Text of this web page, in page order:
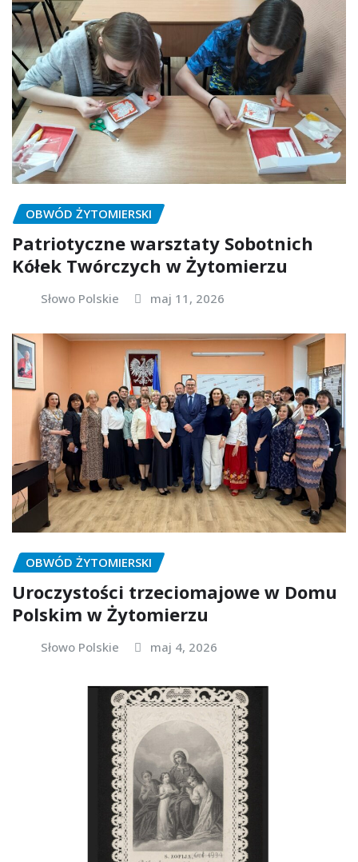
OBWÓD ŻYTOMIERSKI
Patriotyczne warsztaty Sobotnich
Kółek Twórczych w Żytomierzu
Słowo Polskie maj 11, 2026
OBWÓD ŻYTOMIERSKI
Uroczystości trzeciomajowe w Domu
Polskim w Żytomierzu
Słowo Polskie maj 4, 2026